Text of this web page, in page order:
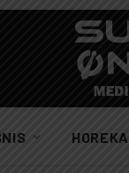
HOREKA